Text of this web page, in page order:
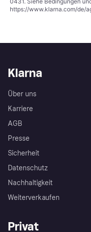
https://www.klarna.com/de/
Klarna
Über uns
Karriere
AGB
Presse
Sicherheit
Datenschutz
Nachhaltigkeit
Weiterverkaufen
Privat